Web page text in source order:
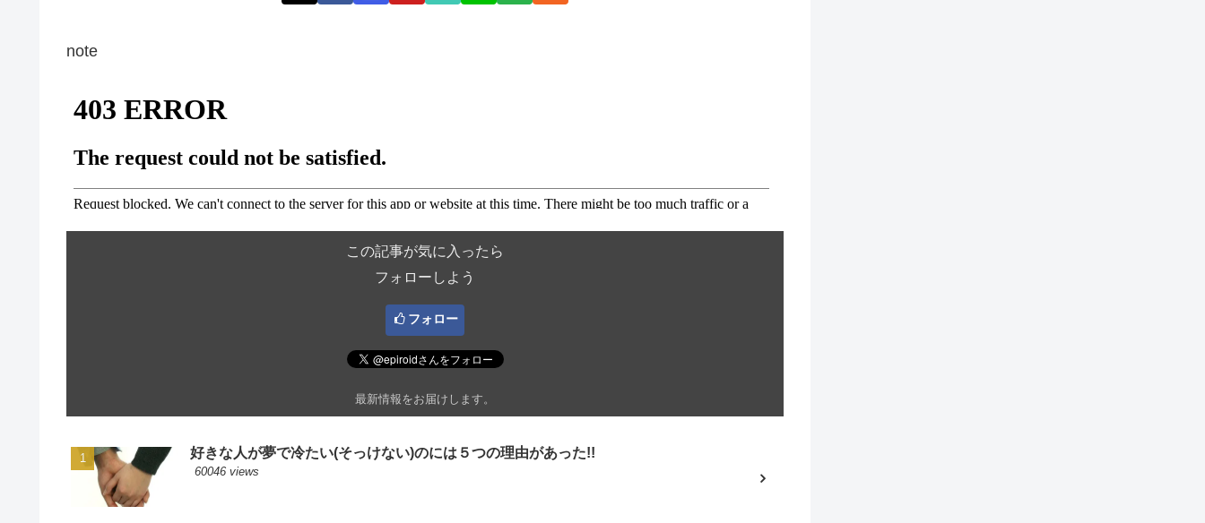
note
この記事が気に入ったら
フォローしよう
フォロー
最新情報をお届けします。
好きな人が夢で冷たい(そっけない)のには５つの理由があった!!
60046 views